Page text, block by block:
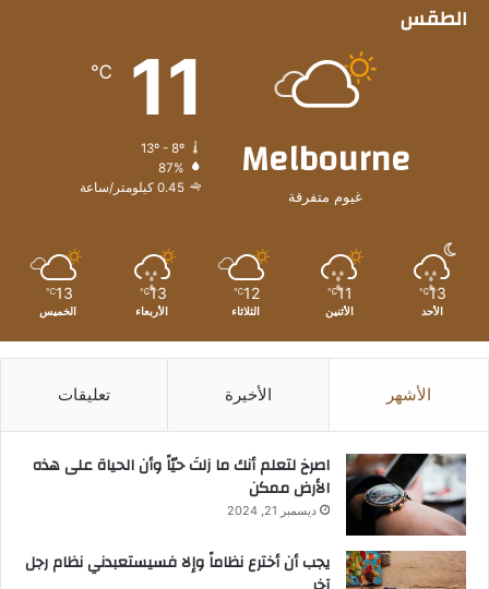
الطقس
Melbourne
غيوم متفرقة
11
℃
13º - 8º
87%
0.45 كيلومتر/ساعة
13
℃
الأحد
11
℃
الأثنين
12
℃
الثلاثاء
13
℃
الأربعاء
13
℃
الخميس
الأشهر الأخيرة تعليقات
‫اصرخ لتعلم أنك ما زلتَ حيّاً وأن الحياة على هذه
الأرض ممكن
ديسمبر 21, 2024
يجب أن أخترع نظاماً وإلا فسيستعبدني نظام رجل